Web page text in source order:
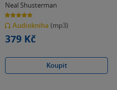
Neal Shusterman
4.7
z
5
hvězdiček
Audiokniha (mp3)
379 Kč
Koupit